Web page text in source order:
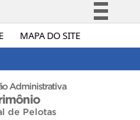
MAPA DO SITE
Simplifique!
Acesso à informação
Administrativa
de Pelotas